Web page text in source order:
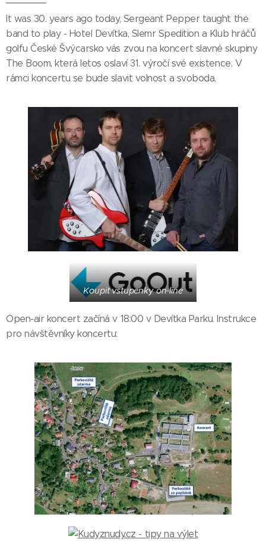
It was 30. years ago today, Sergeant Pepper taught the
band to play - Hotel Devítka, Slemr Spedition a Klub hráčů
golfu České Švýcarsko vás zvou na koncert slavné skupiny
The Boom, která letos oslaví 31. výročí své existence. V
rámci koncertu se bude slavit volnost a svoboda.
Koupit vstupenky on-line
Open-air koncert začíná v 18:00 v Devítka Parku. Instrukce
pro návštěvníky koncertu: